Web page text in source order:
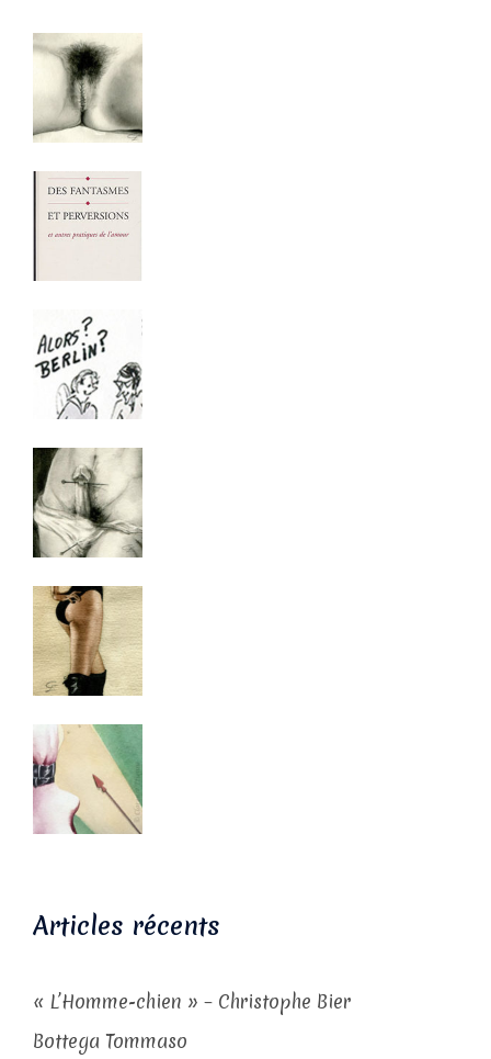
Articles récents
« L’Homme-chien » – Christophe Bier
Bottega Tommaso